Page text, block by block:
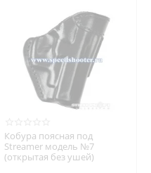
Кобура поясная под
Streamer модель №7
(открытая без ушей)